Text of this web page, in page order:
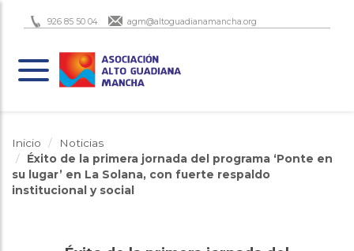
926 85 50 04 agm@altoguadianamancha.org
Inicio
Noticias
Éxito de la primera jornada del programa ‘Ponte en
su lugar’ en La Solana, con fuerte respaldo
institucional y social